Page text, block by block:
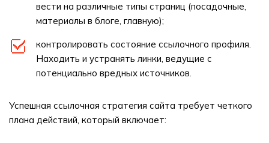
вести на различные типы страниц (посадочные,
материалы в блоге, главную);
контролировать состояние ссылочного профиля.
Находить и устранять линки, ведущие с
потенциально вредных источников.
Успешная ссылочная стратегия сайта требует четкого
плана действий, который включает: